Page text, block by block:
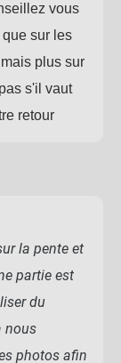
vous
sur les
plus sur
s'il vaut
retour
la pente et
partie est
du
nous
photos afin